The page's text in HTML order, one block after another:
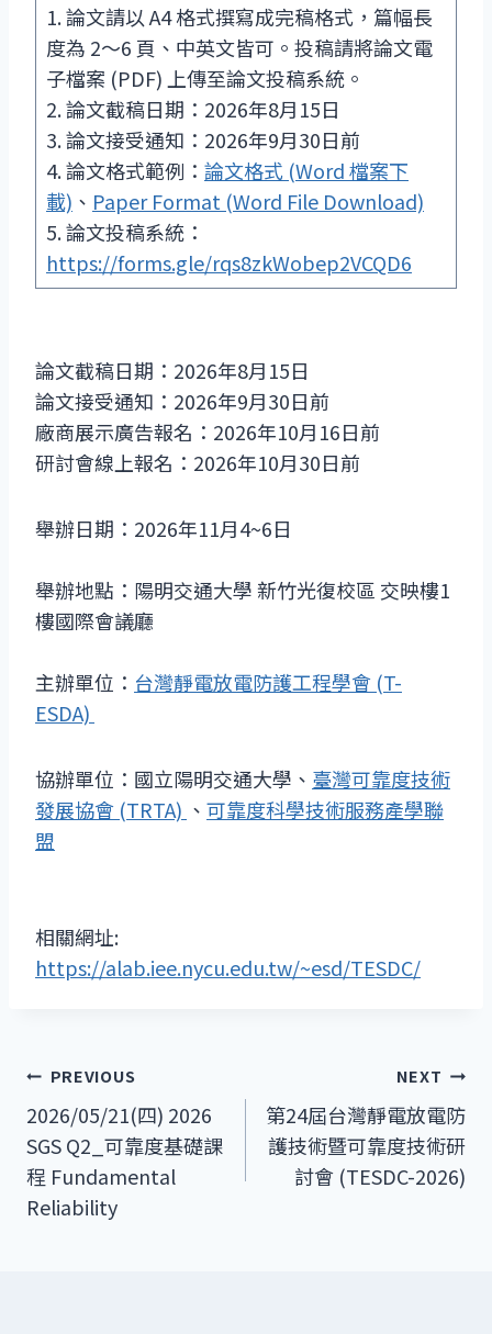
1. 論文請以 A4 格式撰寫成完稿格式，篇幅長
度為 2～6 頁、中英文皆可。投稿請將論文電
子檔案 (PDF) 上傳至論文投稿系統。
2. 論文截稿日期：2026年8月15日
3. 論文接受通知：2026年9月30日前
4. 論文格式範例： 論文格式 (Word 檔案下
載) 、 Paper Format (Word File Download)
5. 論文投稿系統：
https://forms.gle/rqs8zkWobep2VCQD6
論文截稿日期：2026年8月15日
論文接受通知：2026年9月30日前
廠商展示廣告報名：2026年10月16日前
研討會線上報名：2026年10月30日前
舉辦日期：2026年11月4~6日
舉辦地點：陽明交通大學 新竹光復校區 交映樓1
樓國際會議廳
主辦單位： 台灣靜電放電防護工程學會 (T-
ESDA)
協辦單位：國立陽明交通大學、 臺灣可靠度技術
發展協會 (TRTA) 、 可靠度科學技術服務產學聯
盟
相關網址:
https://alab.iee.nycu.edu.tw/~esd/TESDC/
文
章
導
覽
PREVIOUS
2026/05/21(四) 2026
SGS Q2_可靠度基礎課
程 Fundamental
Reliability
NEXT
第24屆台灣靜電放電防
護技術暨可靠度技術研
討會 (TESDC-2026)